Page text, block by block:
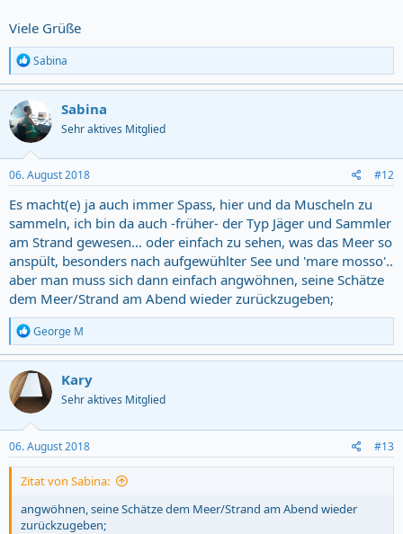
Viele Grüße
R
e
a
t
i
o
n
s
:
Sabina
Sabina
Sehr aktives Mitglied
06. August 2018 #12
Es macht(e) ja auch immer Spass, hier und da Muscheln zu
sammeln, ich bin da auch -früher- der Typ Jäger und Sammler
am Strand gewesen... oder einfach zu sehen, was das Meer so
anspült, besonders nach aufgewühlter See und 'mare mosso'..
aber man muss sich dann einfach angwöhnen, seine Schätze
dem Meer/Strand am Abend wieder zurückzugeben;
R
e
a
c
i
o
n
s
:
George M
Kary
Sehr aktives Mitglied
06. August 2018 #13
Zitat von Sabina:
angwöhnen, seine Schätze dem Meer/Strand am Abend wieder
zurückzugeben;